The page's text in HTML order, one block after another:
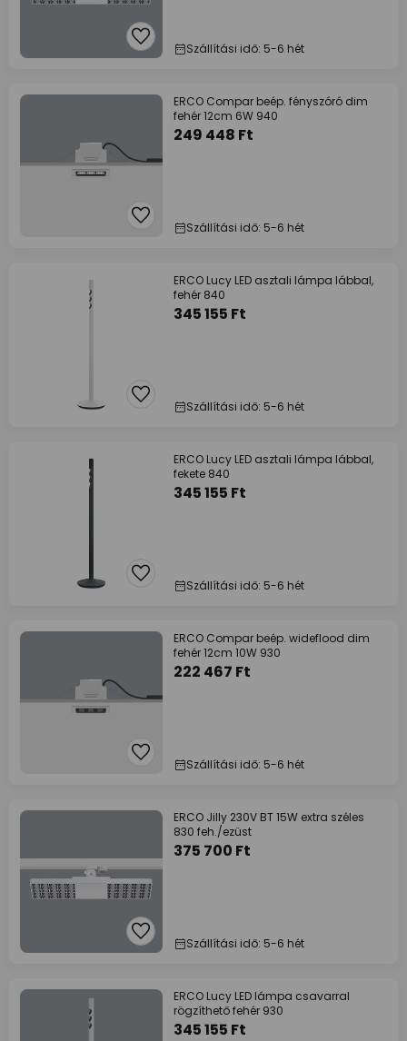
Szállítási idő: 5-6 hét
ERCO Compar beép. fényszóró dim
fehér 12cm 6W 940
249 448 Ft
Szállítási idő: 5-6 hét
ERCO Lucy LED asztali lámpa lábbal,
fehér 840
345 155 Ft
Szállítási idő: 5-6 hét
ERCO Lucy LED asztali lámpa lábbal,
fekete 840
345 155 Ft
Szállítási idő: 5-6 hét
ERCO Compar beép. wideflood dim
fehér 12cm 10W 930
222 467 Ft
Szállítási idő: 5-6 hét
ERCO Jilly 230V BT 15W extra széles
830 feh./ezüst
375 700 Ft
Szállítási idő: 5-6 hét
ERCO Lucy LED lámpa csavarral
rögzíthető fehér 930
345 155 Ft